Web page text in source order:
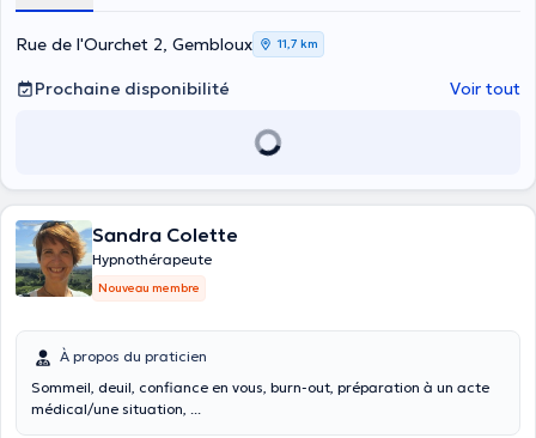
Rue de l'Ourchet 2, Gembloux 11,7 km
Prochaine disponibilité Voir tout
Sandra Colette
Hypnothérapeute
Nouveau membre
À propos du praticien
Sommeil, deuil, confiance en vous, burn-out, préparation à un acte
médical/une situation, ...